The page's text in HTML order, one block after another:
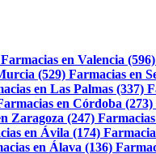
Farmacias en Valencia (596)
(529) Farmacias en
en Las Palmas (337)
en Córdoba (273)
Zaragoza (247)
en Ávila (174)
en Álava (136)